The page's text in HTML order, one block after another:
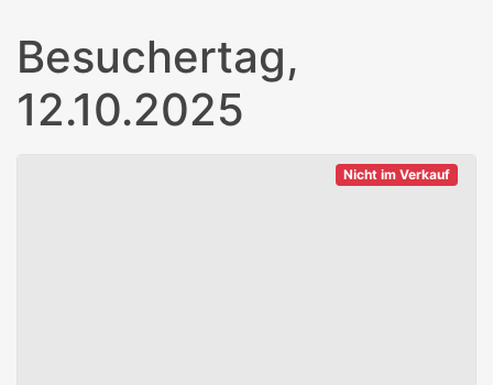
Besuchertag,
12.10.2025
Nicht im Verkauf